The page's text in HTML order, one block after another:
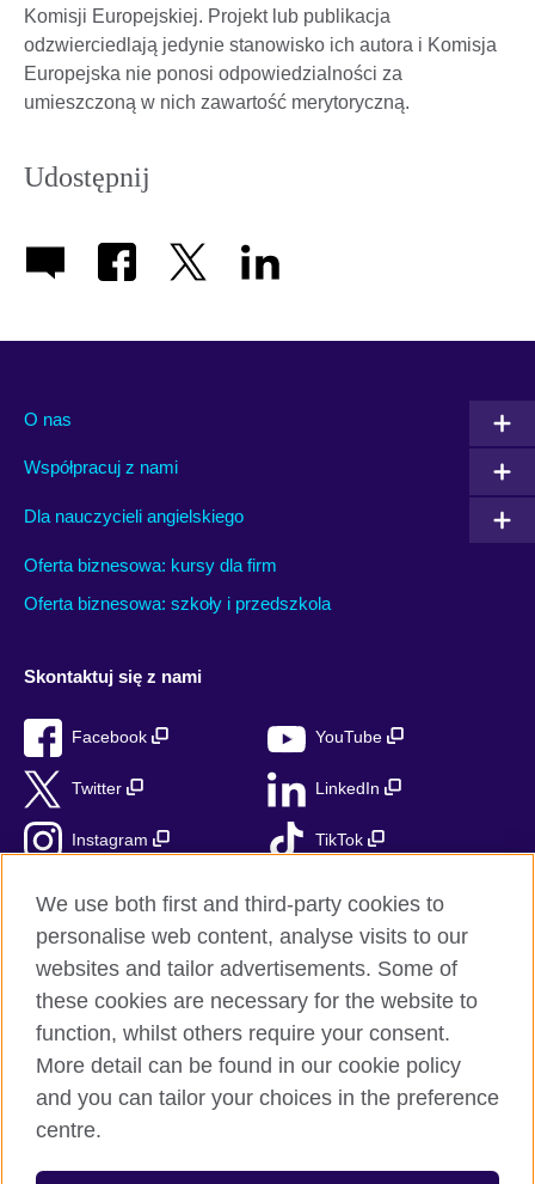
Komisji Europejskiej. Projekt lub publikacja
odzwierciedlają jedynie stanowisko ich autora i Komisja
Europejska nie ponosi odpowiedzialności za
umieszczoną w nich zawartość merytoryczną.
Udostępnij
O nas
Współpracuj z nami
Dla nauczycieli angielskiego
Oferta biznesowa: kursy dla firm
Oferta biznesowa: szkoły i przedszkola
Skontaktuj się z nami
Facebook YouTube
Twitter LinkedIn
Instagram TikTok
British Council globalnie
Prywatność i warunki użytkowania
Mapa strony
We use both first and third-party cookies to
personalise web content, analyse visits to our
websites and tailor advertisements. Some of
these cookies are necessary for the website to
function, whilst others require your consent.
More detail can be found in our cookie policy
and you can tailor your choices in the preference
centre.